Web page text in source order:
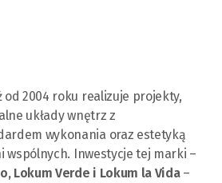
od 2004 roku realizuje projekty,
układy wnętrz z
wykonania oraz estetyką
wspólnych. Inwestycje tej marki –
Lokum Verde i Lokum la Vida–